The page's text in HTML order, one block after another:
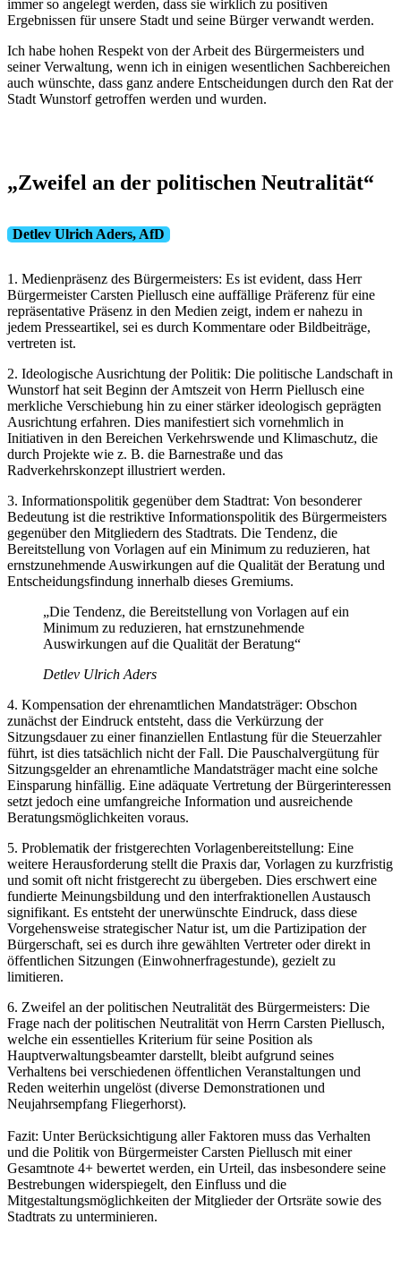
immer so angelegt werden, dass sie wirklich zu positiven
Ergebnissen für unsere Stadt und seine Bürger verwandt werden.
Ich habe hohen Respekt von der Arbeit des Bürgermeisters und
seiner Verwaltung, wenn ich in einigen wesentlichen Sachbereichen
auch wünschte, dass ganz andere Entscheidungen durch den Rat der
Stadt Wunstorf getroffen werden und wurden.
„Zweifel an der politischen Neutralität“
Detlev Ulrich Aders, AfD
1. Medienpräsenz des Bürgermeisters: Es ist evident, dass Herr
Bürgermeister Carsten Piellusch eine auffällige Präferenz für eine
repräsentative Präsenz in den Medien zeigt, indem er nahezu in
jedem Presseartikel, sei es durch Kommentare oder Bildbeiträge,
vertreten ist.
2. Ideologische Ausrichtung der Politik: Die politische Landschaft in
Wunstorf hat seit Beginn der Amtszeit von Herrn Piellusch eine
merkliche Verschiebung hin zu einer stärker ideologisch geprägten
Ausrichtung erfahren. Dies manifestiert sich vornehmlich in
Initiativen in den Bereichen Verkehrswende und Klimaschutz, die
durch Projekte wie z. B. die Barnestraße und das
Radverkehrskonzept illustriert werden.
3. Informationspolitik gegenüber dem Stadtrat: Von besonderer
Bedeutung ist die restriktive Informationspolitik des Bürgermeisters
gegenüber den Mitgliedern des Stadtrats. Die Tendenz, die
Bereitstellung von Vorlagen auf ein Minimum zu reduzieren, hat
ernstzunehmende Auswirkungen auf die Qualität der Beratung und
Entscheidungsfindung innerhalb dieses Gremiums.
„Die Tendenz, die Bereitstellung von Vorlagen auf ein
Minimum zu reduzieren, hat ernstzunehmende
Auswirkungen auf die Qualität der Beratung“
Detlev Ulrich Aders
4. Kompensation der ehrenamtlichen Mandatsträger: Obschon
zunächst der Eindruck entsteht, dass die Verkürzung der
Sitzungsdauer zu einer finanziellen Entlastung für die Steuerzahler
führt, ist dies tatsächlich nicht der Fall. Die Pauschalvergütung für
Sitzungsgelder an ehrenamtliche Mandatsträger macht eine solche
Einsparung hinfällig. Eine adäquate Vertretung der Bürgerinteressen
setzt jedoch eine umfangreiche Information und ausreichende
Beratungsmöglichkeiten voraus.
5. Problematik der fristgerechten Vorlagenbereitstellung: Eine
weitere Herausforderung stellt die Praxis dar, Vorlagen zu kurzfristig
und somit oft nicht fristgerecht zu übergeben. Dies erschwert eine
fundierte Meinungsbildung und den interfraktionellen Austausch
signifikant. Es entsteht der unerwünschte Eindruck, dass diese
Vorgehensweise strategischer Natur ist, um die Partizipation der
Bürgerschaft, sei es durch ihre gewählten Vertreter oder direkt in
öffentlichen Sitzungen (Einwohnerfragestunde), gezielt zu
limitieren.
6. Zweifel an der politischen Neutralität des Bürgermeisters: Die
Frage nach der politischen Neutralität von Herrn Carsten Piellusch,
welche ein essentielles Kriterium für seine Position als
Hauptverwaltungsbeamter darstellt, bleibt aufgrund seines
Verhaltens bei verschiedenen öffentlichen Veranstaltungen und
Reden weiterhin ungelöst (diverse Demonstrationen und
Neujahrsempfang Fliegerhorst).
Fazit: Unter Berücksichtigung aller Faktoren muss das Verhalten
und die Politik von Bürgermeister Carsten Piellusch mit einer
Gesamtnote 4+ bewertet werden, ein Urteil, das insbesondere seine
Bestrebungen widerspiegelt, den Einfluss und die
Mitgestaltungsmöglichkeiten der Mitglieder der Ortsräte sowie des
Stadtrats zu unterminieren.